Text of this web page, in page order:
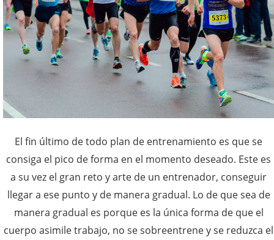
El fin último de todo plan de entrenamiento es que se
consiga el pico de forma en el momento deseado. Este es
a su vez el gran reto y arte de un entrenador, conseguir
llegar a ese punto y de manera gradual. Lo de que sea de
manera gradual es porque es la única forma de que el
cuerpo asimile trabajo, no se sobreentrene y se reduzca el